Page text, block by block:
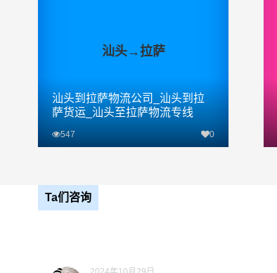
汕头→拉萨
汕头到拉萨物流公司_汕头到拉
萨货运_汕头至拉萨物流专线
547 0
Ta们咨询